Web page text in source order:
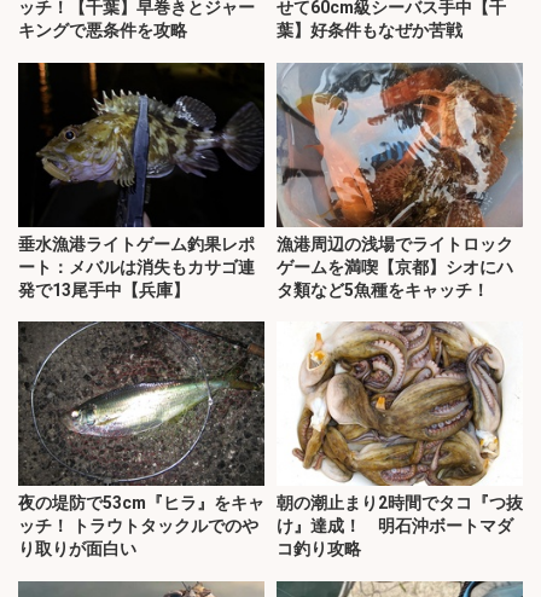
ッチ！【千葉】早巻きとジャー
キングで悪条件を攻略
せて60cm級シーバス手中【千
葉】好条件もなぜか苦戦
垂水漁港ライトゲーム釣果レポ
ート：メバルは消失もカサゴ連
発で13尾手中【兵庫】
漁港周辺の浅場でライトロック
ゲームを満喫【京都】シオにハ
タ類など5魚種をキャッチ！
夜の堤防で53cm『ヒラ』をキャ
ッチ！ トラウトタックルでのや
り取りが面白い
朝の潮止まり2時間でタコ『つ抜
け』達成！ 明石沖ボートマダ
コ釣り攻略